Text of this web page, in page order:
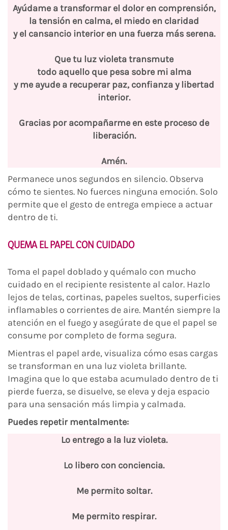
Ayúdame a transformar el dolor en comprensión,
la tensión en calma, el miedo en claridad
y el cansancio interior en una fuerza más serena.
Que tu luz violeta transmute
todo aquello que pesa sobre mi alma
y me ayude a recuperar paz, confianza y libertad
interior.
Gracias por acompañarme en este proceso de
liberación.
Amén.
Permanece unos segundos en silencio. Observa
cómo te sientes. No fuerces ninguna emoción. Solo
permite que el gesto de entrega empiece a actuar
dentro de ti.
QUEMA EL PAPEL CON CUIDADO
Toma el papel doblado y quémalo con mucho
cuidado en el recipiente resistente al calor. Hazlo
lejos de telas, cortinas, papeles sueltos, superficies
inflamables o corrientes de aire. Mantén siempre la
atención en el fuego y asegúrate de que el papel se
consume por completo de forma segura.
Mientras el papel arde, visualiza cómo esas cargas
se transforman en una luz violeta brillante.
Imagina que lo que estaba acumulado dentro de ti
pierde fuerza, se disuelve, se eleva y deja espacio
para una sensación más limpia y calmada.
Puedes repetir mentalmente:
Lo entrego a la luz violeta.
Lo libero con conciencia.
Me permito soltar.
Me permito respirar.